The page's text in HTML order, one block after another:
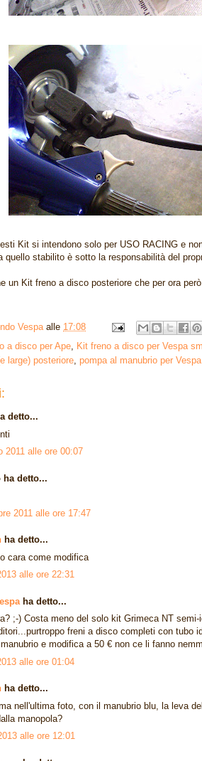
Kit si intendono solo per USO RACING e
quello stabilito è sotto la responsabilità del
un Kit freno a disco posteriore che per ora
Vespa alle 17:08
a disco per Ape, Kit freno a disco per Vespa
large) posteriore, pompa al manubrio per Vespa
detto...
2011 alle ore 00:07
detto...
2011 alle ore 17:47
ha detto...
cara come modifica
alle ore 22:31
ha detto...
;-) Costa meno del solo kit Grimeca NT
freni a disco completi con tubo
e modifica a 50 € non ce li fanno
alle ore 01:04
ha detto...
nell'ultima foto, con il manubrio blu, la leva
manopola?
alle ore 12:01